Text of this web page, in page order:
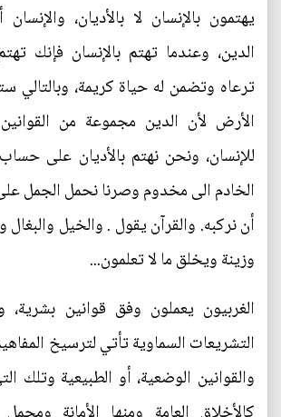
يهتمون بالإنسان لا بالأديان،
الدين، وعندما تهتم بالإنسان فإنك
ترعاه وتضمن له حياة كريمة، وبالتالي
الأرض لأن الدين مجموعة من القوانين
للإنسان، ونحن نهتم بالأديان على
الخادم الى مخدوم وصرنا نحمل الجمل
أن نركبه. والقرآن يقول . والخيل والبغال
وزينة ويخلق ما لا تعلمون...
الغربيون يعملون وفق قوانين بشرية،
التشريعات السماوية تأتي لترسيخ
والقوانين الوضعية، أو الطبيعية وتلك